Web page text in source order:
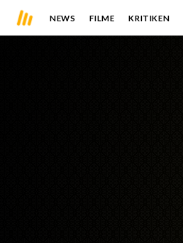
NEWS FILME KRITIKEN